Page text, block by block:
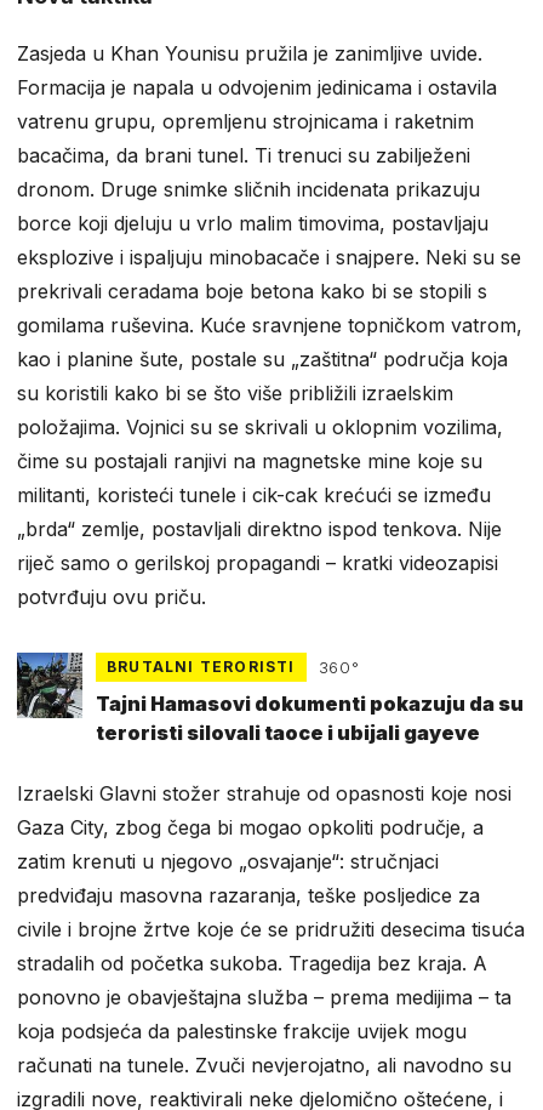
Zasjeda u Khan Younisu pružila je zanimljive uvide.
Formacija je napala u odvojenim jedinicama i ostavila
vatrenu grupu, opremljenu strojnicama i raketnim
bacačima, da brani tunel. Ti trenuci su zabilježeni
dronom. Druge snimke sličnih incidenata prikazuju
borce koji djeluju u vrlo malim timovima, postavljaju
eksplozive i ispaljuju minobacače i snajpere. Neki su se
prekrivali ceradama boje betona kako bi se stopili s
gomilama ruševina. Kuće sravnjene topničkom vatrom,
kao i planine šute, postale su „zaštitna“ područja koja
su koristili kako bi se što više približili izraelskim
položajima. Vojnici su se skrivali u oklopnim vozilima,
čime su postajali ranjivi na magnetske mine koje su
militanti, koristeći tunele i cik-cak krećući se između
„brda“ zemlje, postavljali direktno ispod tenkova. Nije
riječ samo o gerilskoj propagandi – kratki videozapisi
potvrđuju ovu priču.
BRUTALNI TERORISTI 360°
Tajni Hamasovi dokumenti pokazuju da su
teroristi silovali taoce i ubijali gayeve
Izraelski Glavni stožer strahuje od opasnosti koje nosi
Gaza City, zbog čega bi mogao opkoliti područje, a
zatim krenuti u njegovo „osvajanje“: stručnjaci
predviđaju masovna razaranja, teške posljedice za
civile i brojne žrtve koje će se pridružiti desecima tisuća
stradalih od početka sukoba. Tragedija bez kraja. A
ponovno je obavještajna služba – prema medijima – ta
koja podsjeća da palestinske frakcije uvijek mogu
računati na tunele. Zvuči nevjerojatno, ali navodno su
izgradili nove, reaktivirali neke djelomično oštećene, i